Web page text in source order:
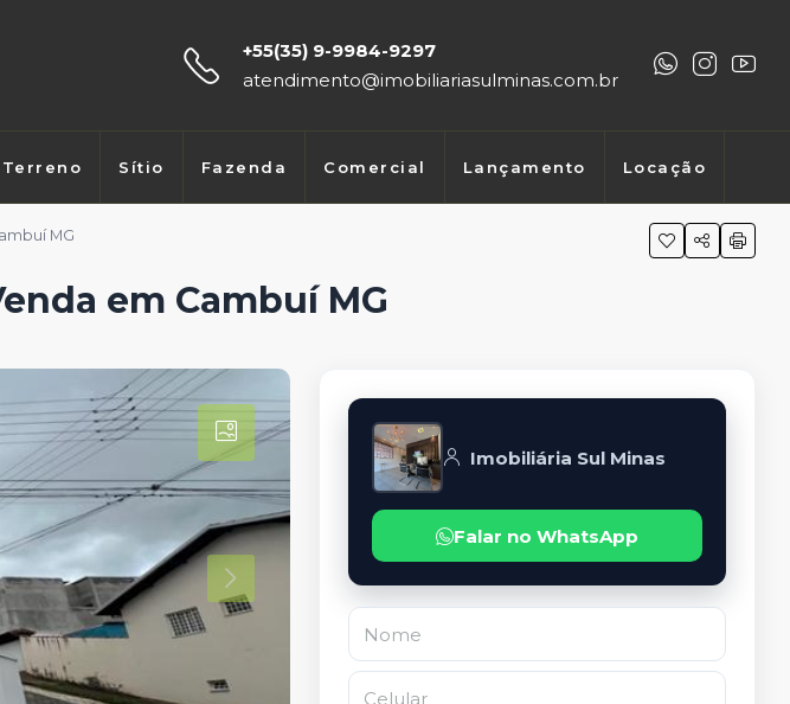
+55(35) 9-9984-9297
atendimento@imobiliariasulminas.com.br
Terreno Sítio Fazenda Comercial Lançamento Locação
MG
em Cambuí MG
Imobiliária Sul Minas
Falar no WhatsApp